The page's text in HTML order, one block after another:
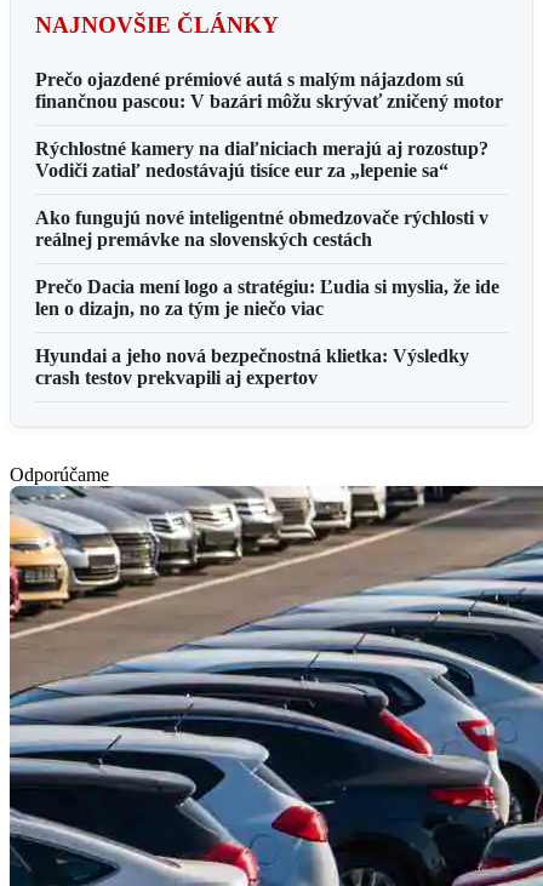
NAJNOVŠIE ČLÁNKY
Prečo ojazdené prémiové autá s malým nájazdom sú
finančnou pascou: V bazári môžu skrývať zničený motor
Rýchlostné kamery na diaľniciach merajú aj rozostup?
Vodiči zatiaľ nedostávajú tisíce eur za „lepenie sa“
Ako fungujú nové inteligentné obmedzovače rýchlosti v
reálnej premávke na slovenských cestách
Prečo Dacia mení logo a stratégiu: Ľudia si myslia, že ide
len o dizajn, no za tým je niečo viac
Hyundai a jeho nová bezpečnostná klietka: Výsledky
crash testov prekvapili aj expertov
Odporúčame